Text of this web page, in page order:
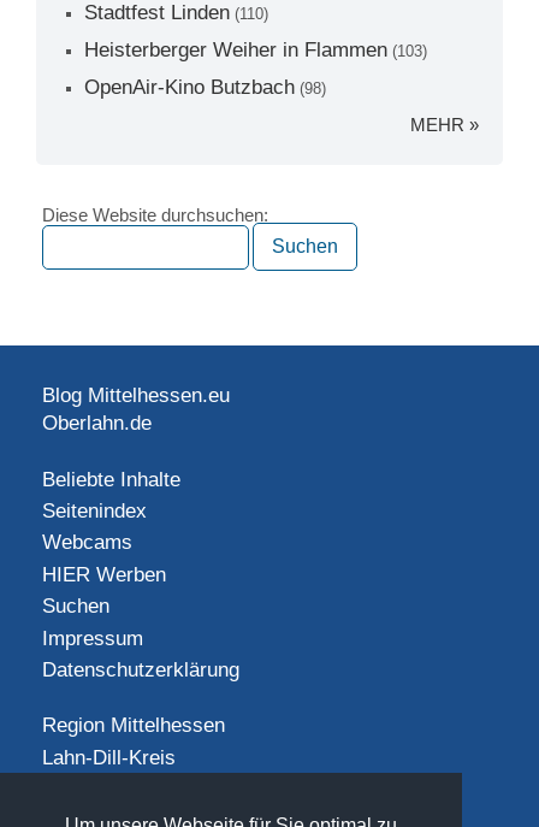
Stadtfest Linden (110)
Heisterberger Weiher in Flammen (103)
OpenAir-Kino Butzbach (98)
MEHR »
Diese Website durchsuchen:
Blog Mittelhessen.eu
Oberlahn.de
Beliebte Inhalte
Seitenindex
Webcams
HIER Werben
Suchen
Impressum
Datenschutzerklärung
Region Mittelhessen
Lahn-Dill-Kreis
Landkreis Limburg-Weilburg